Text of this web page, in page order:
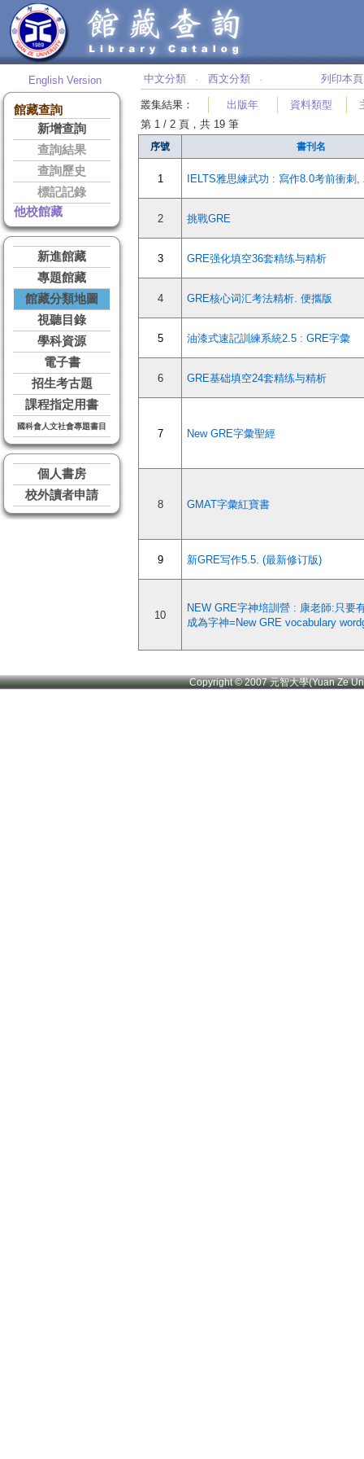
English Version
館藏查詢
新增查詢
查詢結果
查詢歷史
標記記錄
他校館藏
新進館藏
專題館藏
館藏分類地圖
視聽目錄
學科資源
電子書
招生考古題
課程指定用書
國科會人文社會專題書目
個人書房
校外讀者申請
中文分類 ‧ 西文分類 ‧ 列印本頁
叢集結果 ： 出版年 資料類型
第 1 / 2 頁，共 19 筆
序號 書刊名
1 IELTS雅思練武功 : 寫作8.0考前衝刺
2 挑戰GRE
3 GRE强化填空36套精练与精析
4 GRE核心词汇考法精析. 便攜版
5 油漆式速記訓練系統2.5 : GRE字彙
6 GRE基础填空24套精练与精析
7 New GRE字彙聖經
8 GMAT字彙紅寶書
9 新GRE写作5.5. (最新修订版)
10
NEW GRE字神培訓營 : 康老師:只要
成為字神=New GRE vocabulary
Copyright © 2007 元智大學(Yuan Ze